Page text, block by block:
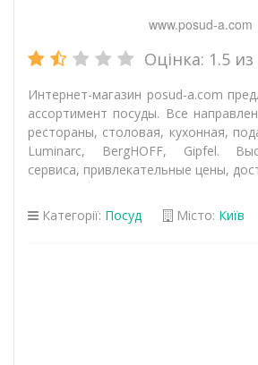
www.posud-a.com
Оцінка: 1.5 из
Интернет-магазин posud-a.com
ассортимент посуды. Все
рестораны, столовая, кухонная,
Luminarc, BergHOFF, Gipfel.
сервиса, привлекательные цены,
Категорії: Посуд Місто: Київ